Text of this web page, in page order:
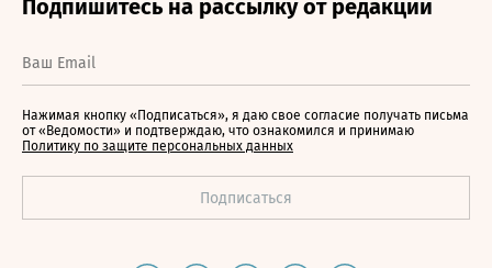
Нажимая кнопку «Подписаться», я даю свое согласие получать письма
от «Ведомости» и подтверждаю, что ознакомился и принимаю
Политику по защите персональных данных